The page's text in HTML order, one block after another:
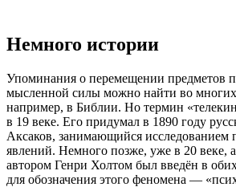
Немного истории
Упоминания о перемещении предметов
мысленной силы можно найти во многих
например, в Библии. Но термин
в 19 веке. Его придумал в 1890 году
Аксаков, занимающийся исследованием
явлений. Немного позже, уже в 20 веке,
автором Генри Холтом был введён в
для обозначения этого феномена —